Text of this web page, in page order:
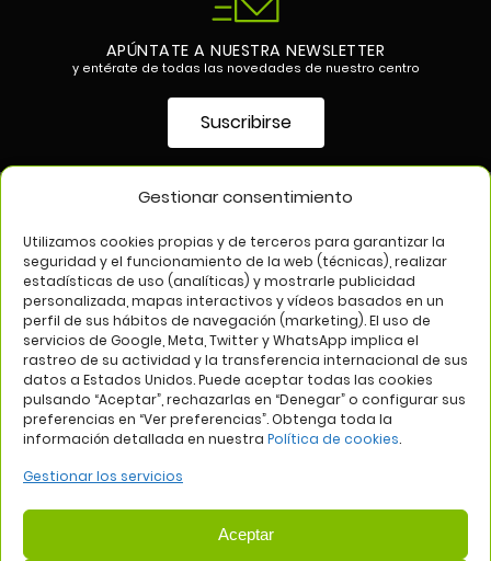
Gestionar consentimiento
Utilizamos cookies propias y de terceros para garantizar la
seguridad y el funcionamiento de la web (técnicas), realizar
estadísticas de uso (analíticas) y mostrarle publicidad
personalizada, mapas interactivos y vídeos basados en un
perfil de sus hábitos de navegación (marketing). El uso de
servicios de Google, Meta, Twitter y WhatsApp implica el
rastreo de su actividad y la transferencia internacional de sus
datos a Estados Unidos. Puede aceptar todas las cookies
pulsando “Aceptar”, rechazarlas en “Denegar” o configurar sus
preferencias en “Ver preferencias”. Obtenga toda la
información detallada en nuestra Política de cookies.
Gestionar los servicios
Aceptar
APÚNTATE A NUESTRA NEWSLETTER
y entérate de todas las novedades de nuestro centro
Suscribirse
Aviso legal Política de privacidad
Política de cookies
Web: Bannister Global